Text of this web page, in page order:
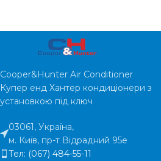
Cooper&Hunter Air Conditioner
Купер енд Хантер кондиціонери з
установкою під ключ
03061, Україна,
м. Київ, пр-т Відрадний 95е
Тел: (067) 484-55-11